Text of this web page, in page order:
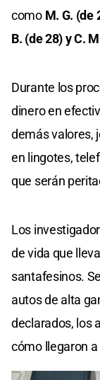
como M. G. (de
B. (de 28) y C.
Durante los
dinero en
demás valores,
en lingotes,
que serán
Los
de vida que
santafesinos.
autos de alta
declarados, los
cómo llegaron